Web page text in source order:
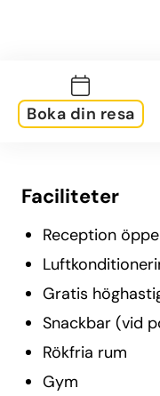
Boka din resa
Faciliteter
Reception
Gratis
Snackbar (vid
Rökfria rum
Gym